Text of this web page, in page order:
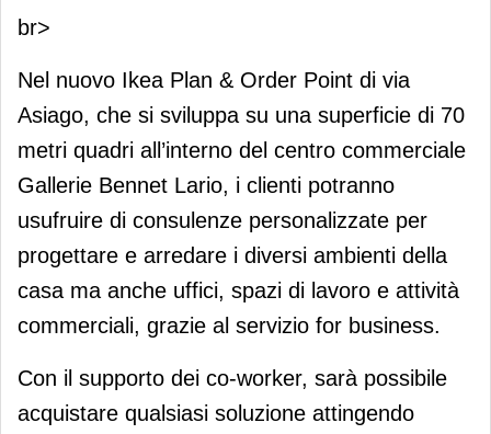
br>
Nel nuovo Ikea Plan & Order Point di via
Asiago, che si sviluppa su una superficie di 70
metri quadri all’interno del centro commerciale
Gallerie Bennet Lario, i clienti potranno
usufruire di consulenze personalizzate per
progettare e arredare i diversi ambienti della
casa ma anche uffici, spazi di lavoro e attività
commerciali, grazie al servizio for business.
Con il supporto dei co-worker, sarà possibile
acquistare qualsiasi soluzione attingendo